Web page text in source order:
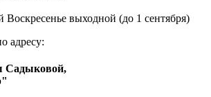
выходной (до 1 сентября)
адресу:
Садыковой,